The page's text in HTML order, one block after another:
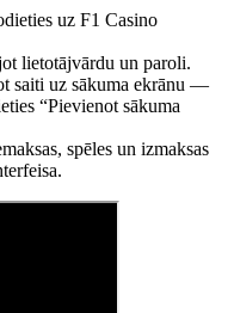
uz F1 Casino
lietotājvārdu un paroli.
saiti uz sākuma ekrānu —
“Pievienot sākuma
spēles un izmaksas